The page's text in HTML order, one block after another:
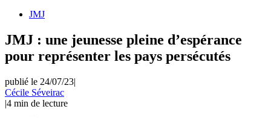
JMJ
JMJ : une jeunesse pleine d’espérance
pour représenter les pays persécutés
publié le 24/07/23|
Cécile Séveirac
|4 min de lecture